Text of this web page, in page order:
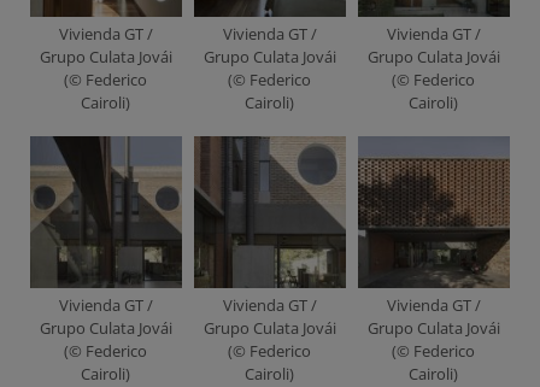
Vivienda GT /
Grupo Culata Jovái
(© Federico
Cairoli)
Vivienda GT /
Grupo Culata Jovái
(© Federico
Cairoli)
Vivienda GT /
Grupo Culata Jovái
(© Federico
Cairoli)
Vivienda GT /
Grupo Culata Jovái
(© Federico
Cairoli)
Vivienda GT /
Grupo Culata Jovái
(© Federico
Cairoli)
Vivienda GT /
Grupo Culata Jovái
(© Federico
Cairoli)